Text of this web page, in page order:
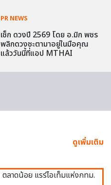
PR NEWS
เช็ก ดวงปี 2569 โดย อ.มิก พชร
พลิกดวงชะตามาอยู่ในมือคุณ
แล้ววันนี้ที่แอป MTHAI
ดูเพิ่มเติม